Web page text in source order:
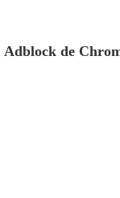
Adblock de